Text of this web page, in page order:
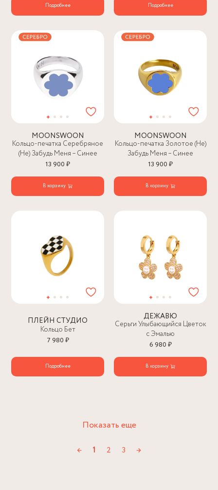
Подробнее Подробнее
MOONSWOON
Кольцо-печатка Серебряное
(Не) Забудь Меня – Синее
13 900 ₽
В корзину
MOONSWOON
Кольцо-печатка Золотое (Не)
Забудь Меня – Синее
13 900 ₽
В корзину
ПЛЕЙН СТУДИО
Кольцо Бет
7 980 ₽
Подробнее
ДЕЖАВЮ
Серьги Улыбающийся Цветок
с Эмалью
6 980 ₽
В корзину
Показать еще
← 1 2 3 →